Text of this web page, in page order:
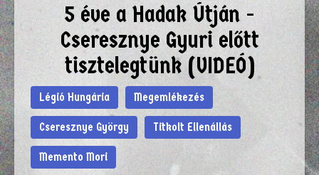
5 éve a Hadak Útján -
Cseresznye Gyuri előtt
tisztelegtünk (VIDEÓ)
Légió Hungária Megemlékezés
Cseresznye György Titkolt Ellenállás
Memento Mori